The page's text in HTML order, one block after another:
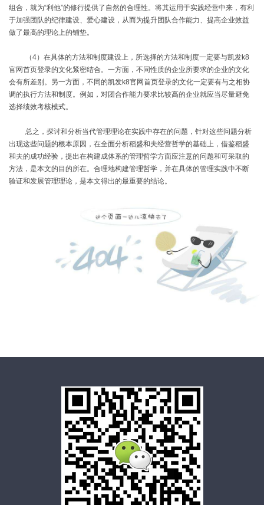
组合，就为“利他”的修行提供了自然的合理性。将其运用于实践经营中来，有利
于加强团队的纪律建设、爱心建设，从而为提升团队合作能力、提高企业效益
做了最高的理论上的铺垫。
（4）在具体的方法和制度建设上，所选择的方法和制度一定要与凯发k8
官网首页登录的文化紧密结合。一方面，不同性质的企业所要求的企业的文化
会有所差别。另一方面，不同的凯发k8官网首页登录的文化一定要有与之相协
调的执行方法和制度。例如，对团合作能力要求比较高的企业就应当尽量避免
选择绩效考核模式。
总之，探讨和分析当代管理理论在实践中存在的问题，针对这些问题分析
出现这些问题的根本原因，在全面分析稻盛和夫经营哲学的基础上，借鉴稻盛
和夫的成功经验，提出在构建成体系的管理哲学方面应注意的问题和可采取的
方法，是本文的目的所在。合理地构建管理哲学，并在具体的管理实践中不断
验证和发展管理理论，是本文得出的最重要的结论。